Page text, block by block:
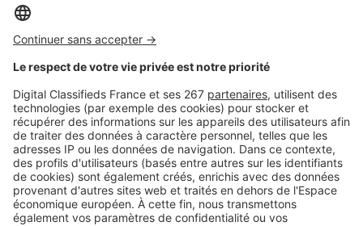
Image
Vendre
indivision ?
Image
Vendre
Comment vendre sa maison à un
promoteur immobilier ?